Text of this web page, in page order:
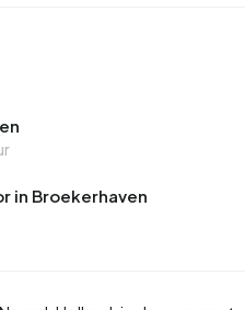
in Broekerhaven